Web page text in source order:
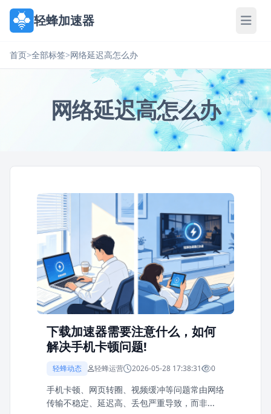
轻蜂加速器
首页>全部标签>网络延迟高怎么办
网络延迟高怎么办
下载加速器需要注意什么，如何
解决手机卡顿问题!
轻蜂动态 轻蜂运营 2026-05-28 17:38:31 0
手机卡顿、网页转圈、视频缓冲等问题常由网络
传输不稳定、延迟高、丢包严重导致，而非...